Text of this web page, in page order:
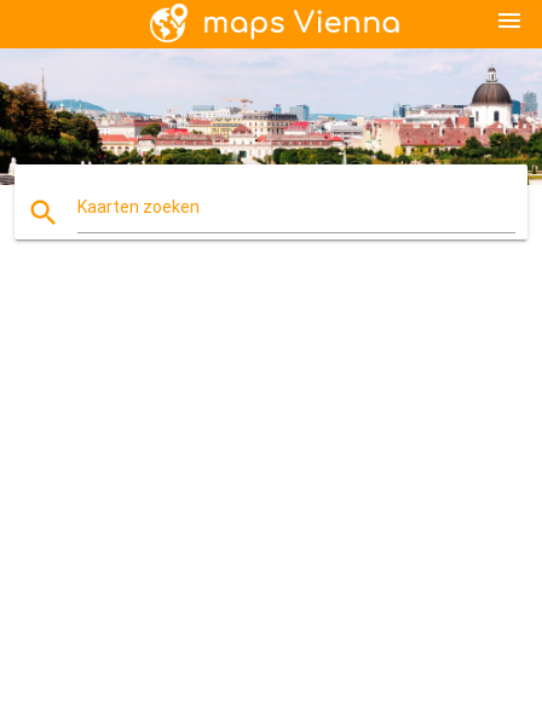
menu
search Kaarten zoeken